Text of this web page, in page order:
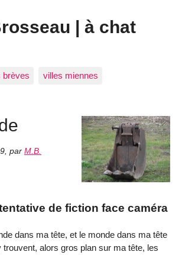
| à chat
brèves villes miennes
, par M.B.
de fiction face caméra
dans ma tête, et le monde dans ma tête
trouvent, alors gros plan sur ma tête, les